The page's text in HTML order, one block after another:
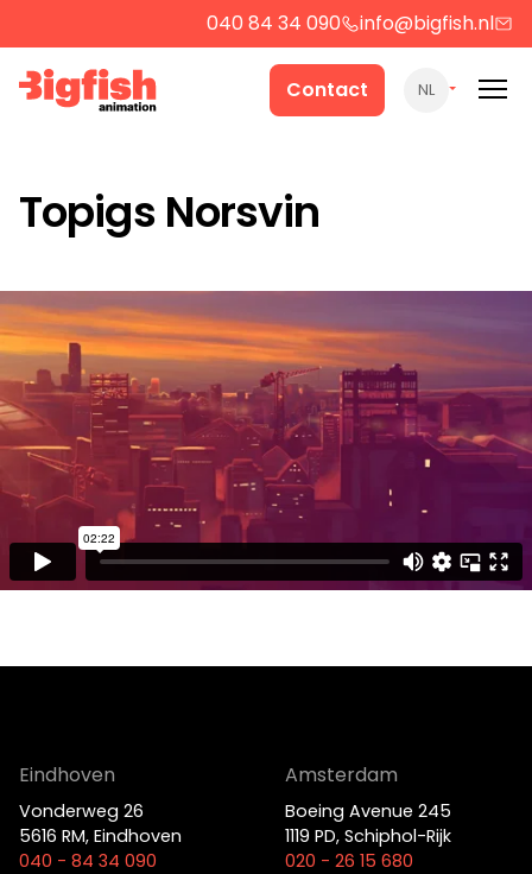
040 84 34 090 info@bigfish.nl
Contact NL
Werk
Producten
Over ons
Contact
Strategie
Film
Topigs Norsvin
Eindhoven
Vonderweg 26
5616 RM, Eindhoven
040 - 84 34 090
Amsterdam
Boeing Avenue 245
1119 PD, Schiphol-Rijk
020 - 26 15 680